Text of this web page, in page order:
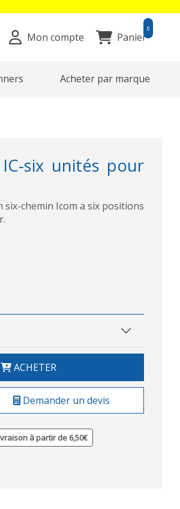
Mon compte Panier
0
Acheter par marque
six unités pour
chemin Icom a six positions
ACHETER
Demander un devis
à partir de 6,50€